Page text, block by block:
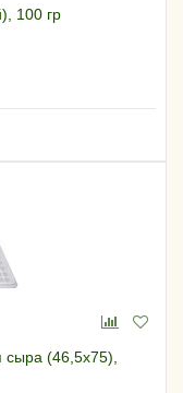
100 гр
(46,5х75),